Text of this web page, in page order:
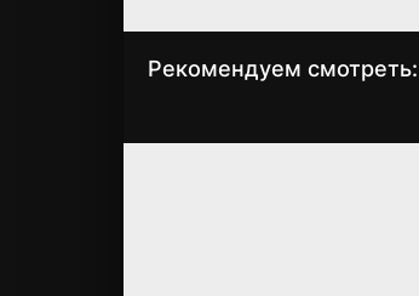
Рекомендуем смотреть: